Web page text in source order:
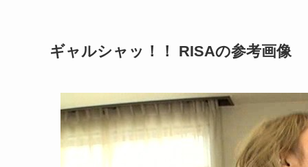
ギャルシャッ！！ RISAの参考画像